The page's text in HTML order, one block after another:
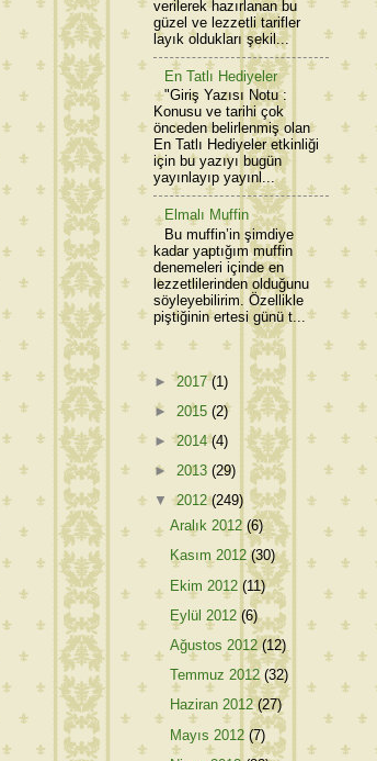
verilerek hazırlanan bu
güzel ve lezzetli tarifler
layık oldukları şekil...
En Tatlı Hediyeler
"Giriş Yazısı Notu :
Konusu ve tarihi çok
önceden belirlenmiş olan
En Tatlı Hediyeler etkinliği
için bu yazıyı bugün
yayınlayıp yayınl...
Elmalı Muffin
Bu muffin’in şimdiye
kadar yaptığım muffin
denemeleri içinde en
lezzetlilerinden olduğunu
söyleyebilirim. Özellikle
piştiğinin ertesi günü t...
►2017(1)
► 2015 (2)
►2014(4)
► 2013 (29)
▼2012(249)
Aralık 2012(6)
Kasım 2012(30)
Ekim 2012(11)
Eylül 2012(6)
Ağustos 2012(12)
Temmuz 2012(32)
Haziran 2012(27)
Mayıs 2012(7)